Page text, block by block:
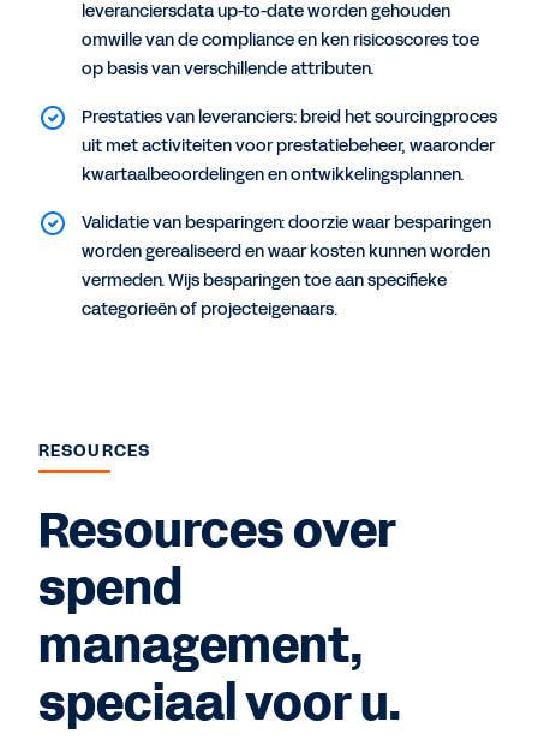
leveranciersdata up-to-date worden gehouden
omwille van de compliance en ken risicoscores toe
op basis van verschillende attributen.
Prestaties van leveranciers: breid het sourcingproces
uit met activiteiten voor prestatiebeheer, waaronder
kwartaalbeoordelingen en ontwikkelingsplannen.
Validatie van besparingen: doorzie waar besparingen
worden gerealiseerd en waar kosten kunnen worden
vermeden. Wijs besparingen toe aan specifieke
categorieën of projecteigenaars.
RESOURCES
Resources over
spend
management,
speciaal voor u.